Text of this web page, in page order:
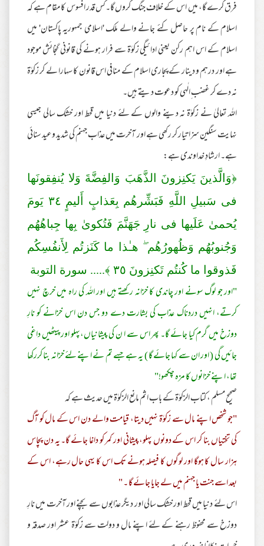
فرق کرے گا، میں اس کے خلاف جنگ کروں گا۔کس قدر افسوس کا مقام ہے کہ
اسلام کے نام پر حاصل کئے جانے والے ملک 'اسلامی جمہوریہ پاکستان' میں
اسلام کے اس اہم رکن یعنی ادائیگی زکوٰة سے فرار ہونے کی قانونی گنجائش موجود
ہے اور درہم و دینار کے پجاری اسلام کے منافی اس قانون کا سہارا لے کر زکوٰة
نہ دے کر غضب ِالٰہی کو دعوت دیتے ہیں۔
اللہ تعالیٰ نے زکوٰة نہ دینے والوں کے لئے دنیا میں قحط اور خشک سالی جیسی
نہایت سنگین سزا تیار کر رکھی ہے اور آخرت میں عذاب جہنم کی شدید وعید سنائی
ہے۔ ارشادِ خداوندی ہے:
﴿وَالَّذينَ يَكنِزونَ الذَّهَبَ وَالفِضَّةَ وَلا يُنفِقونَها
فى سَبيلِ اللَّهِ فَبَشِّر‌هُم بِعَذابٍ أَليمٍ ٣٤ يَومَ
يُحمىٰ عَلَيها فى نارِ‌ جَهَنَّمَ فَتُكوىٰ بِها جِباهُهُم
وَجُنوبُهُم وَظُهورُ‌هُم ۖ هـٰذا ما كَنَزتُم لِأَنفُسِكُم
فَذوقوا ما كُنتُم تَكنِزونَ ٣٥ ﴾..... سورة التوبة
"اور جو لوگ سونے اور چاندی کا خزانہ رکھتے ہیں اور اللہ کی راہ میں خرچ نہیں
کرتے، انہیں دردناک عذاب کی بشارت دے دو جس دن اس خزانے کو نارِ
دوزخ میں گرم کیا جائے گا۔ پھر اس سے ا ن کی پیشانیاں،پہلو اورپیٹھیں داغی
جائیں گی ( اور ان سے کہا جائے گا ) یہ ہے جسے تم نے اپنے لئے خزانہ بنا کررکھا
تھا، اپنے خزانوں کا مزہ چکھو!"
صحیح مسلم ، کتاب الزکوٰة کے باب اثم مانع الزکوٰة میں حدیث ہے کہ
"جو شخص اپنے مال سے زکوٰة نہیں دیتا، قیامت والے دن اس کے مال کو آگ
کی تختیاں بنا کر اس کے دونوں پہلو،پیشانی اور کمر کو داغا جائے گا۔ یہ دن پچاس
ہزار سال کا ہوگا اور لوگوں کا فیصلہ ہونے تک اس کا یہی حال رہے، اس کے
بعد اسے جنت یا جہنم میں لے جایا جائے گا ۔ "
اس لئے دنیا میں قحط اور خشک سالی اور دیگر عذابوں سے بچنے اور آخرت میں نارِ
دوزخ سے محفوظ رہنے کے لئے اپنے مال و دولت سے زکوٰة عشر اور صدقہ و